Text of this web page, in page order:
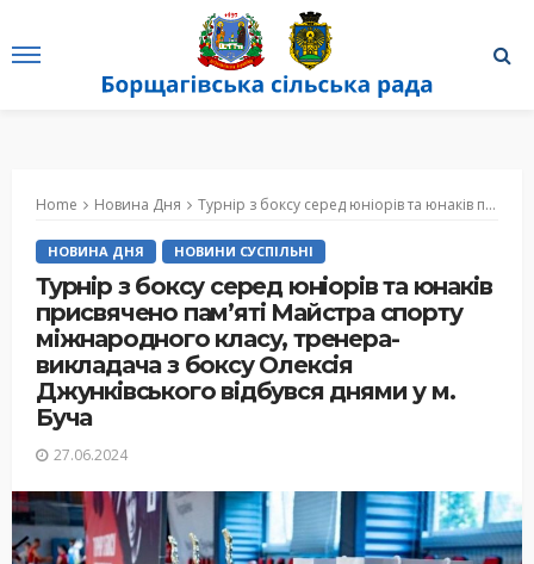
Home Новина Дня Турнір з боксу серед юніорів та юнаків присвячено пам’яті Майстра спорту міжнародного класу, тренера-викладача з боксу Олексія Джунківського відбувся днями у м. Буча
НОВИНА ДНЯ НОВИНИ СУСПІЛЬНІ
Турнір з боксу серед юніорів та юнаків
присвячено пам’яті Майстра спорту
міжнародного класу, тренера-
викладача з боксу Олексія
Джунківського відбувся днями у м.
Буча
27.06.2024